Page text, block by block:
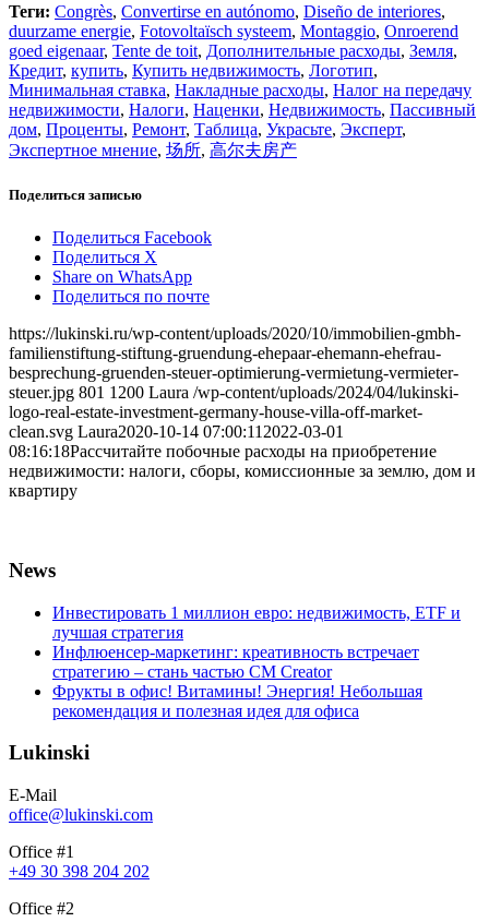
Теги: Congrès, Convertirse en autónomo, Diseño de interiores,
duurzame energie, Fotovoltaïsch systeem, Montaggio, Onroerend
goed eigenaar, Tente de toit, Дополнительные расходы, Земля,
Кредит, купить, Купить недвижимость, Логотип,
Минимальная ставка, Накладные расходы, Налог на передачу
недвижимости, Налоги, Наценки, Недвижимость, Пассивный
дом, Проценты, Ремонт, Таблица, Украсьте, Эксперт,
Экспертное мнение, 场所, 高尔夫房产
Поделиться записью
Поделиться Facebook
Поделиться X
Share on WhatsApp
Поделиться по почте
https://lukinski.ru/wp-content/uploads/2020/10/immobilien-gmbh-
familienstiftung-stiftung-gruendung-ehepaar-ehemann-ehefrau-
besprechung-gruenden-steuer-optimierung-vermietung-vermieter-
steuer.jpg 801 1200 Laura /wp-content/uploads/2024/04/lukinski-
logo-real-estate-investment-germany-house-villa-off-market-
clean.svg Laura2020-10-14 07:00:11 2022-03-01
08:16:18Рассчитайте побочные расходы на приобретение
недвижимости: налоги, сборы, комиссионные за землю, дом и
квартиру
News
Инвестировать 1 миллион евро: недвижимость, ETF и
лучшая стратегия
Инфлюенсер-маркетинг: креативность встречает
стратегию – стань частью CM Creator
Фрукты в офис! Витамины! Энергия! Небольшая
рекомендация и полезная идея для офиса
Lukinski
E-Mail
office@lukinski.com
Office #1
+49 30 398 204 202
Office #2